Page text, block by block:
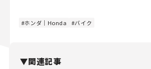
ホンダ｜Honda バイク
▼関連記事